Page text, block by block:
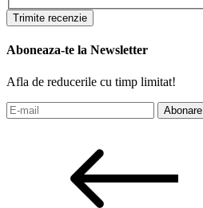
Trimite recenzie
Aboneaza-te la Newsletter
Afla de reducerile cu timp limitat!
Abonare